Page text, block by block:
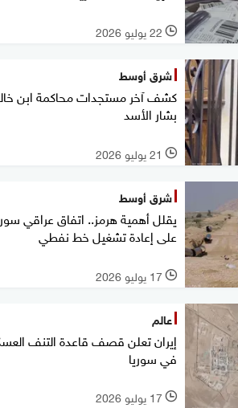
l 22 يوليو 2026
شرق أوسط
كشف آخر مستجدات محاكمة ابن
بشار الأسد
l 21 يوليو 2026
شرق أوسط
يقلل أهمية هرمز.. اتفاق عراقي
على إعادة تشغيل خط نفطي
l 17 يوليو 2026
عالم
إيران تعلن قصف قاعدة التنف
في سوريا
l 17 يوليو 2026